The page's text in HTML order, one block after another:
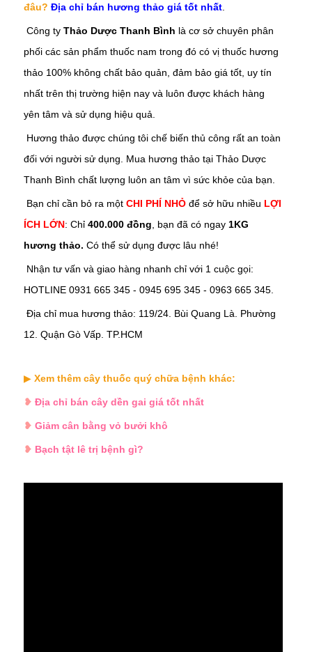
đâu? Địa chỉ bán hương thảo giá tốt nhất
Công ty Thảo Dược Thanh Bình là cơ sở chuyên phân
phối các sản phẩm thuốc nam trong đó có vị thuốc hương
thảo 100% không chất bảo quản, đảm bảo giá tốt, uy tín
nhất trên thị trường hiện nay và luôn được khách hàng
yên tâm và sử dụng hiệu quả.
Hương thảo được chúng tôi chế biến thủ công rất an toàn
đối với người sử dụng. Mua hương thảo tại Thảo Dược
Thanh Bình chất lượng luôn an tâm vì sức khỏe của bạn.
Bạn chỉ cần bỏ ra một CHI PHÍ NHỎ để sở hữu nhiều LỢI
ÍCH LỚN: Chỉ 400.000 đồng , bạn đã có ngay 1KG
hương thảo. Có thể sử dụng được lâu nhé!
Nhận tư vấn và giao hàng nhanh chỉ với 1 cuộc gọi:
HOTLINE 0931 665 345 - 0945 695 345 - 0963 665 345.
Địa chỉ mua hương thảo: 119/24. Bùi Quang Là. Phường
12. Quận Gò Vấp. TP.HCM
▶ Xem thêm cây thuốc quý chữa bệnh khác:
❥ Địa chỉ bán cây dền gai giá tốt nhất
❥ Giảm cân bằng vỏ bưởi khô
❥ Bạch tật lê trị bệnh gì?